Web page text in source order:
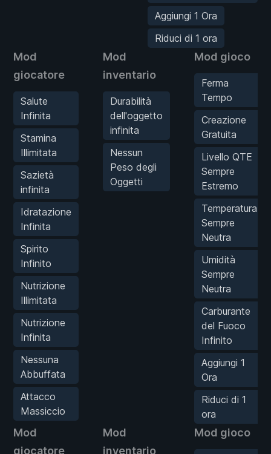
Aggiungi 1 Ora
Riduci di 1 ora
Mod
giocatore
Salute
Infinita
Stamina
Illimitata
Sazietà
infinita
Idratazione
Infinita
Spirito
Infinito
Nutrizione
Illimitata
Nutrizione
Infinita
Nessuna
Abbuffata
Attacco
Massiccio
Mod
inventario
Durabilità
dell'oggetto
infinita
Nessun
Peso degli
Oggetti
Mod gioco
Ferma
Tempo
Creazione
Gratuita
Livello QTE
Sempre
Estremo
Temperatura
Sempre
Neutra
Umidità
Sempre
Neutra
Carburante
del Fuoco
Infinito
Aggiungi 1
Ora
Riduci di 1
ora
Mod
giocatore
Mod
inventario
Mod gioco